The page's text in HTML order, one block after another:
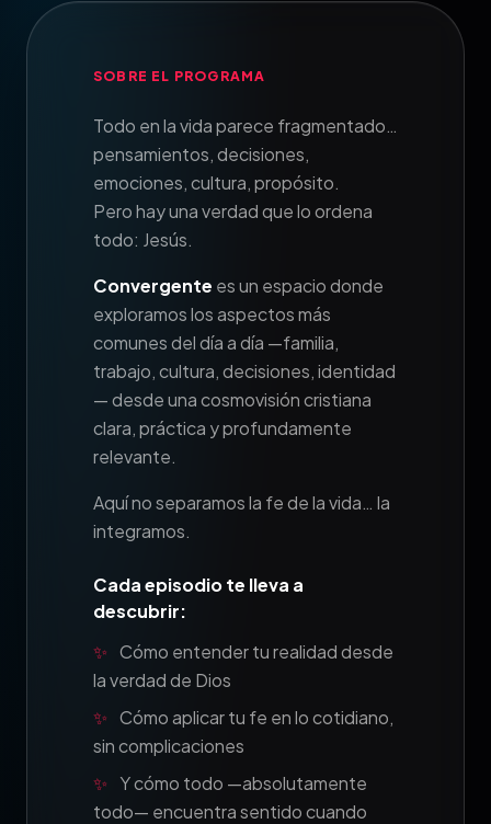
SOBRE EL PROGRAMA
Todo en la vida parece fragmentado…
pensamientos, decisiones,
emociones, cultura, propósito.
Pero hay una verdad que lo ordena
todo: Jesús.
Convergente es un espacio donde
exploramos los aspectos más
comunes del día a día —familia,
trabajo, cultura, decisiones, identidad
— desde una cosmovisión cristiana
clara, práctica y profundamente
relevante.
Aquí no separamos la fe de la vida… la
integramos.
Cada episodio te lleva a
descubrir:
✨ Cómo entender tu realidad desde
la verdad de Dios
✨ Cómo aplicar tu fe en lo cotidiano,
sin complicaciones
✨
Y cómo todo —absolutamente
todo— encuentra sentido cuando